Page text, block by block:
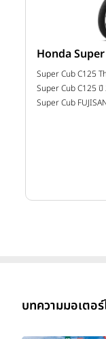
Honda
Super Cub C125
Super Cub
บทความมอเตอ